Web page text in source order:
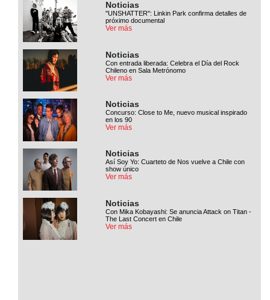
Noticias
''UNSHATTER'': Linkin Park confirma detalles de
próximo documental
Ver más
Noticias
Con entrada liberada: Celebra el Día del Rock
Chileno en Sala Metrónomo
Ver más
Noticias
Concurso: Close to Me, nuevo musical inspirado
en los 90
Ver más
Noticias
Así Soy Yo: Cuarteto de Nos vuelve a Chile con
show único
Ver más
Noticias
Con Mika Kobayashi: Se anuncia Attack on Titan -
The Last Concert en Chile
Ver más